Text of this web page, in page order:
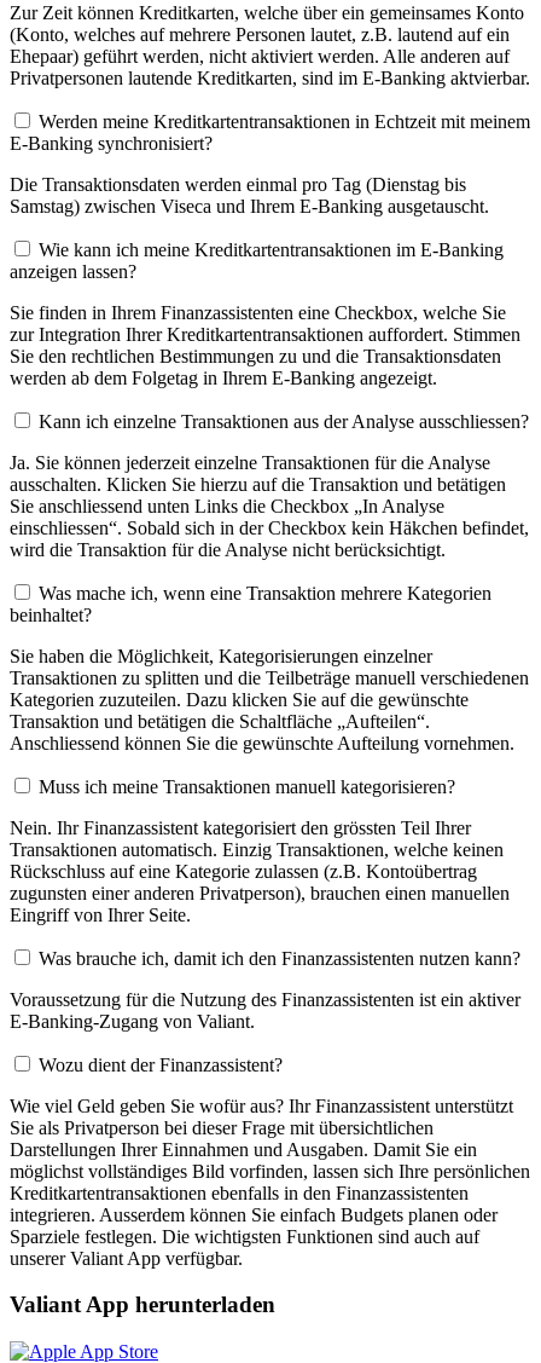
Zur Zeit können Kreditkarten, welche über ein gemeinsames Konto
(Konto, welches auf mehrere Personen lautet, z.B. lautend auf ein
Ehepaar) geführt werden, nicht aktiviert werden. Alle anderen auf
Privatpersonen lautende Kreditkarten, sind im E-Banking aktvierbar.
Werden meine Kreditkartentransaktionen in Echtzeit mit meinem
E-Banking synchronisiert?
Die Transaktionsdaten werden einmal pro Tag (Dienstag bis
Samstag) zwischen Viseca und Ihrem E-Banking ausgetauscht.
Wie kann ich meine Kreditkartentransaktionen im E-Banking
anzeigen lassen?
Sie finden in Ihrem Finanzassistenten eine Checkbox, welche Sie
zur Integration Ihrer Kreditkartentransaktionen auffordert. Stimmen
Sie den rechtlichen Bestimmungen zu und die Transaktionsdaten
werden ab dem Folgetag in Ihrem E-Banking angezeigt.
Kann ich einzelne Transaktionen aus der Analyse ausschliessen?
Ja. Sie können jederzeit einzelne Transaktionen für die Analyse
ausschalten. Klicken Sie hierzu auf die Transaktion und betätigen
Sie anschliessend unten Links die Checkbox „In Analyse
einschliessen“. Sobald sich in der Checkbox kein Häkchen befindet,
wird die Transaktion für die Analyse nicht berücksichtigt.
Was mache ich, wenn eine Transaktion mehrere Kategorien
beinhaltet?
Sie haben die Möglichkeit, Kategorisierungen einzelner
Transaktionen zu splitten und die Teilbeträge manuell verschiedenen
Kategorien zuzuteilen. Dazu klicken Sie auf die gewünschte
Transaktion und betätigen die Schaltfläche „Aufteilen“.
Anschliessend können Sie die gewünschte Aufteilung vornehmen.
Muss ich meine Transaktionen manuell kategorisieren?
Nein. Ihr Finanzassistent kategorisiert den grössten Teil Ihrer
Transaktionen automatisch. Einzig Transaktionen, welche keinen
Rückschluss auf eine Kategorie zulassen (z.B. Kontoübertrag
zugunsten einer anderen Privatperson), brauchen einen manuellen
Eingriff von Ihrer Seite.
Was brauche ich, damit ich den Finanzassistenten nutzen kann?
Voraussetzung für die Nutzung des Finanzassistenten ist ein aktiver
E-Banking-Zugang von Valiant.
Wozu dient der Finanzassistent?
Wie viel Geld geben Sie wofür aus? Ihr Finanzassistent unterstützt
Sie als Privatperson bei dieser Frage mit übersichtlichen
Darstellungen Ihrer Einnahmen und Ausgaben. Damit Sie ein
möglichst vollständiges Bild vorfinden, lassen sich Ihre persönlichen
Kreditkartentransaktionen ebenfalls in den Finanzassistenten
integrieren. Ausserdem können Sie einfach Budgets planen oder
Sparziele festlegen. Die wichtigsten Funktionen sind auch auf
unserer Valiant App verfügbar.
Valiant App herunterladen